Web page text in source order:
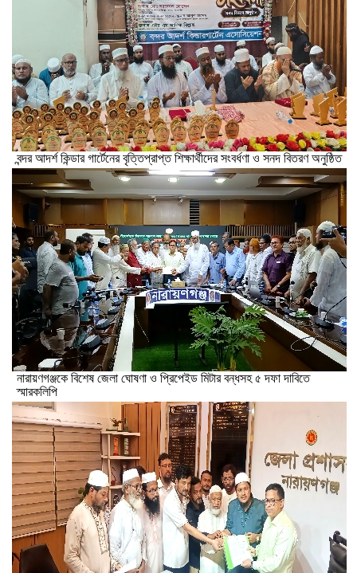
বন্দর আদর্শ কিন্ডার গার্টেনের বৃত্তিপ্রাপ্ত শিক্ষার্থীদের সংবর্ধণা ও সনদ বিতরণ অনুষ্ঠিত
নারায়ণগঞ্জকে বিশেষ জেলা ঘোষণা ও প্রিপেইড মিটার বন্ধসহ ৫ দফা দাবিতে
স্মারকলিপি